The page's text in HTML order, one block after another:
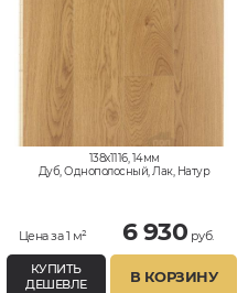
138x1116, 14мм
Дуб, Однополосный, Лак, Натур
Цена за 1 м² 6 930 руб.
КУПИТЬ
ДЕШЕВЛЕ
В КОРЗИНУ